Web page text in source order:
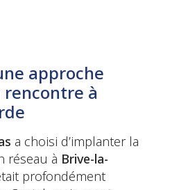
approche
à
a choisi d’implanter la
réseau à Brive-la-
profondément